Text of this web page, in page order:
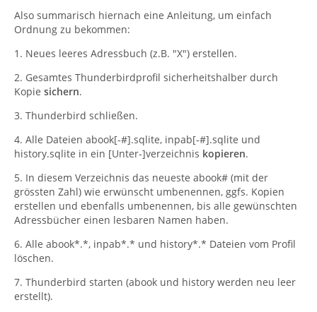
Also summarisch hiernach eine Anleitung, um einfach
Ordnung zu bekommen:
1. Neues leeres Adressbuch (z.B. "X") erstellen.
2. Gesamtes Thunderbirdprofil sicherheitshalber durch
Kopie sichern.
3. Thunderbird schließen.
4. Alle Dateien abook[-#].sqlite, inpab[-#].sqlite und
history.sqlite in ein [Unter-]verzeichnis kopieren.
5. In diesem Verzeichnis das neueste abook# (mit der
grössten Zahl) wie erwünscht umbenennen, ggfs. Kopien
erstellen und ebenfalls umbenennen, bis alle gewünschten
Adressbücher einen lesbaren Namen haben.
6. Alle abook*.*, inpab*.* und history*.* Dateien vom Profil
löschen.
7. Thunderbird starten (abook und history werden neu leer
erstellt).